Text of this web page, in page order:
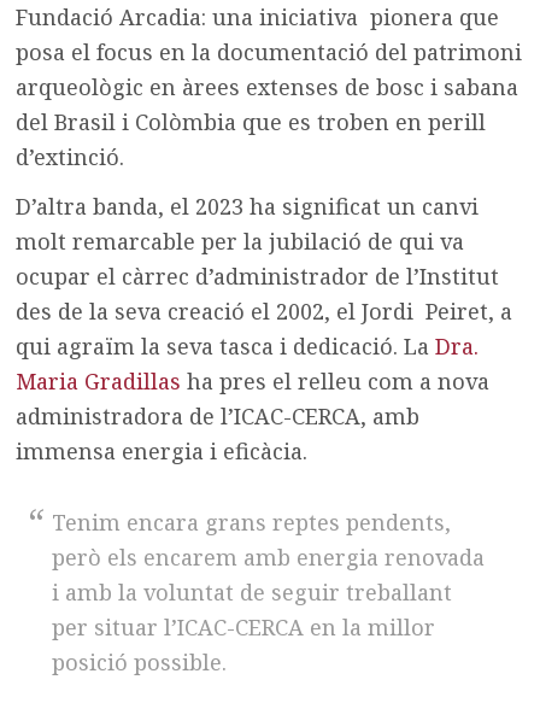
Fundació Arcadia: una iniciativa pionera que
posa el focus en la documentació del patrimoni
arqueològic en àrees extenses de bosc i sabana
del Brasil i Colòmbia que es troben en perill
d’extinció.
D’altra banda, el 2023 ha significat un canvi
molt remarcable per la jubilació de qui va
ocupar el càrrec d’administrador de l’Institut
des de la seva creació el 2002, el Jordi Peiret, a
qui agraïm la seva tasca i dedicació. LaDra.
Maria Gradillas ha pres el relleu com a nova
administradora de l’ICAC-CERCA, amb
immensa energia i eficàcia.
Tenim encara grans reptes pendents,
però els encarem amb energia renovada
i amb la voluntat de seguir treballant
per situar l’ICAC-CERCA en la millor
posició possible.